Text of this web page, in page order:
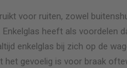
voor ruiten, zowel
heeft als voordelen
enkelglas bij zich op de
het gevoelig is voor braak